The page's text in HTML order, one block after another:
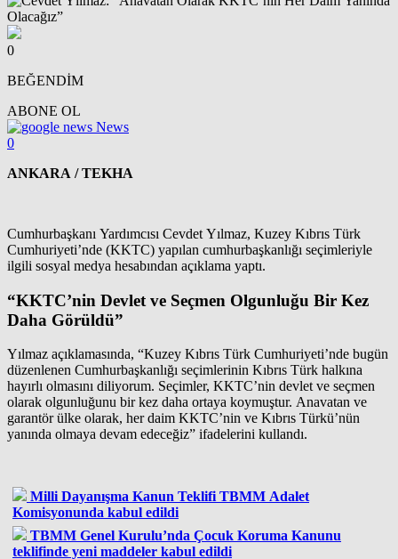
0
BEĞENDİM
ABONE OL
News
0
ANKARA / TEKHA
Cumhurbaşkanı Yardımcısı Cevdet Yılmaz, Kuzey Kıbrıs Türk
Cumhuriyeti’nde (KKTC) yapılan cumhurbaşkanlığı seçimleriyle
ilgili sosyal medya hesabından açıklama yaptı.
“KKTC’nin Devlet ve Seçmen Olgunluğu Bir Kez
Daha Görüldü”
Yılmaz açıklamasında, “Kuzey Kıbrıs Türk Cumhuriyeti’nde bugün
düzenlenen Cumhurbaşkanlığı seçimlerinin Kıbrıs Türk halkına
hayırlı olmasını diliyorum. Seçimler, KKTC’nin devlet ve seçmen
olarak olgunluğunu bir kez daha ortaya koymuştur. Anavatan ve
garantör ülke olarak, her daim KKTC’nin ve Kıbrıs Türkü’nün
yanında olmaya devam edeceğiz” ifadelerini kullandı.
Milli Dayanışma Kanun Teklifi TBMM Adalet
Komisyonunda kabul edildi
TBMM Genel Kurulu’nda Çocuk Koruma Kanunu
teklifinde yeni maddeler kabul edildi